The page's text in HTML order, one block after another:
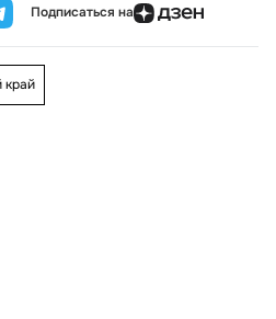
Подписаться на
край